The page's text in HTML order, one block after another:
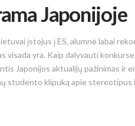
Japonijoje
įstojus į ES, alumnė labai
yra. Kaip dalyvauti
Japonijos aktualijų pažinimas ir
studento klipuką apie stereotipus